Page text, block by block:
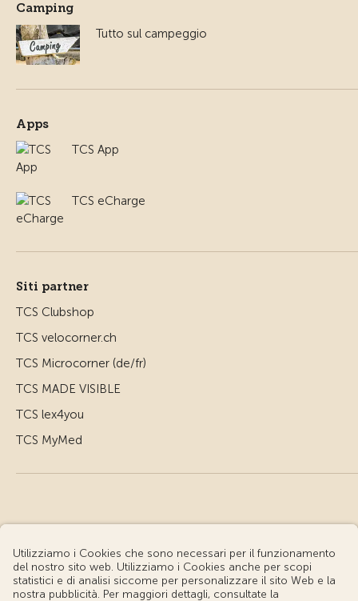
Camping
Tutto sul campeggio
Apps
TCS App
TCS eCharge
Siti partner
TCS Clubshop
TCS velocorner.ch
TCS Microcorner (de/fr)
TCS MADE VISIBLE
TCS lex4you
TCS MyMed